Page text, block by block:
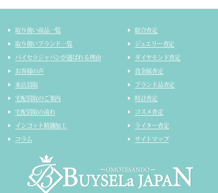
取り扱い商品一覧
取り扱いブランド一覧
バイセラジャパンが選ばれる理由
お客様の声
来店買取
宅配買取のご案内
宅配買取の流れ
インゴット精錬加工
コラム
総合査定
ジュエリー査定
ダイヤモンド査定
貴金属査定
ブランド品査定
時計査定
コスメ査定
ライター査定
サイトマップ